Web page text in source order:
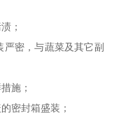
；
密，与蔬菜及其它副
施；
密封箱盛装；